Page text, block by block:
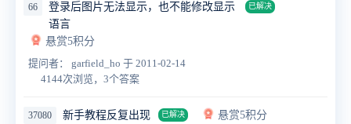
66
登录后图片无法显示，也不能修改显示
语言
已解决
悬赏5积分
提问者： garfield_ho 于 2011-02-14
4144次浏览，3个答案
37080 新手教程反复出现 已解决
悬赏5积分